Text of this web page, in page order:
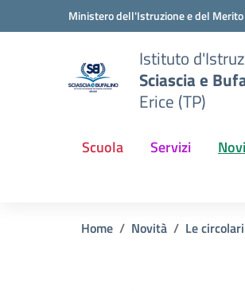
Vai ai contenuti
Vai al menu di navigazioneMinistero dell'Istruzione e del Merito
Istituto
Sciascia e
Erice (TP)
Scuola Servizi
Home Novità Le circolari